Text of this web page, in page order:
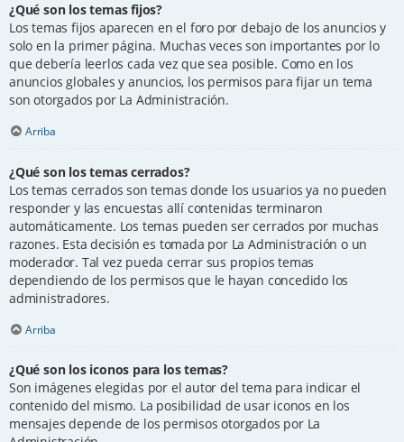
¿Qué son los temas fijos?
Los temas fijos aparecen en el foro por debajo de los anuncios y
solo en la primer página. Muchas veces son importantes por lo
que debería leerlos cada vez que sea posible. Como en los
anuncios globales y anuncios, los permisos para fijar un tema
son otorgados por La Administración.
Arriba
¿Qué son los temas cerrados?
Los temas cerrados son temas donde los usuarios ya no pueden
responder y las encuestas allí contenidas terminaron
automáticamente. Los temas pueden ser cerrados por muchas
razones. Esta decisión es tomada por La Administración o un
moderador. Tal vez pueda cerrar sus propios temas
dependiendo de los permisos que le hayan concedido los
administradores.
Arriba
¿Qué son los iconos para los temas?
Son imágenes elegidas por el autor del tema para indicar el
contenido del mismo. La posibilidad de usar iconos en los
mensajes depende de los permisos otorgados por La